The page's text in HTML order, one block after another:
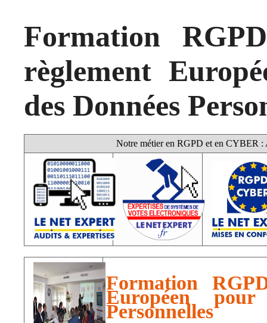
Formation
règlement
des Données
Notre métier en RGPD et en CYBER :
Formation
Européen
Personnelles